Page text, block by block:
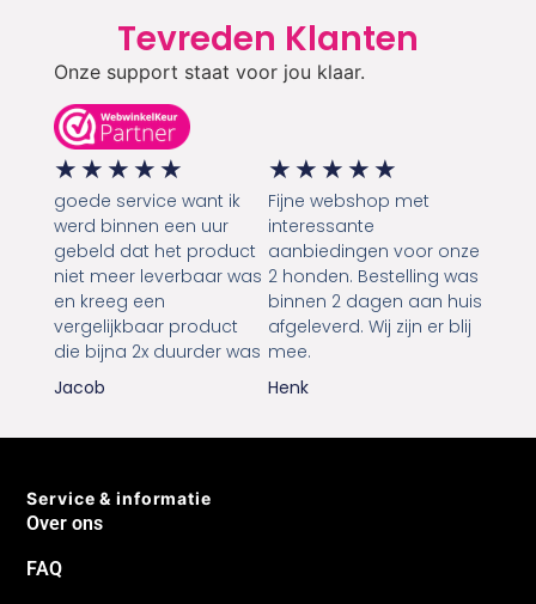
Tevreden Klanten
Onze support staat voor jou klaar.
★★★★★
goede service want ik
werd binnen een uur
gebeld dat het product
niet meer leverbaar was
en kreeg een
vergelijkbaar product
★★★★★
Fijne webshop met
interessante
aanbiedingen voor onze
2 honden. Bestelling was
binnen 2 dagen aan huis
afgeleverd. Wij zijn er blij
Service & informatie